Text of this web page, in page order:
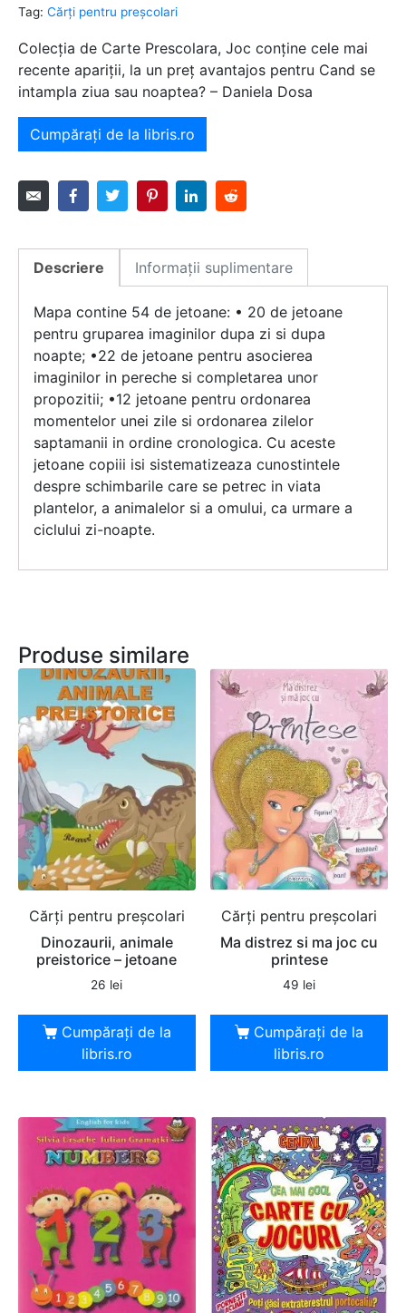
Tag: Cărți pentru preșcolari
Colecția de Carte Prescolara, Joc conține cele mai
recente apariții, la un preț avantajos pentru Cand se
intampla ziua sau noaptea? – Daniela Dosa
Cumpărați de la libris.ro
Descriere Informații suplimentare
Mapa contine 54 de jetoane: • 20 de jetoane
pentru gruparea imaginilor dupa zi si dupa
noapte; •22 de jetoane pentru asocierea
imaginilor in pereche si completarea unor
propozitii; •12 jetoane pentru ordonarea
momentelor unei zile si ordonarea zilelor
saptamanii in ordine cronologica. Cu aceste
jetoane copiii isi sistematizeaza cunostintele
despre schimbarile care se petrec in viata
plantelor, a animalelor si a omului, ca urmare a
ciclului zi-noapte.
Produse similare
Cărți pentru preșcolari
Dinozaurii, animale
preistorice – jetoane
26 lei
Cumpărați de la
libris.ro
Cărți pentru preșcolari
Ma distrez si ma joc cu
printese
49 lei
Cumpărați de la
libris.ro